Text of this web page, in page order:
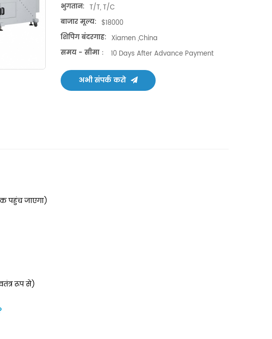
प्रिंटिंग स्टेशन और
हीट ट्रांसफर लेबल
को प्रिंटिंग लाइन में
भुगतान: T/T, T/C
बाजार मूल्य: $18000
शिपिंग बंदरगाह: Xiamen ,China
समय - सीमा：
10 Days After Advance Payment
अभी संपर्क करो
पहुंच जाएगा)
रूप से)